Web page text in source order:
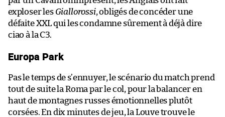
exploser les Giallorossi, obligés de concéder une
défaite XXL qui les condamne sûrement à déjà dire
ciao à la C3.
Europa Park
Pas le temps de s’ennuyer, le scénario du match prend
tout de suite la Roma par le col, pour la balancer en
haut de montagnes russes émotionnelles plutôt
corsées. En dix minutes de jeu, la Louve trouve le